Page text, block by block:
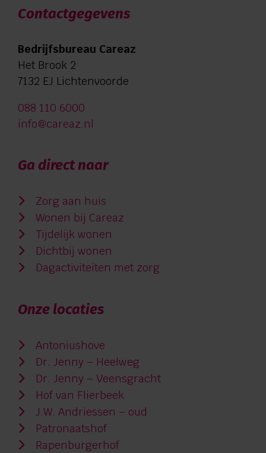
Contactgegevens
Bedrijfsbureau Careaz
Het Brook 2
7132 EJ Lichtenvoorde
088 110 6000
info@careaz.nl
Ga direct naar
Zorg aan huis
Wonen bij Careaz
Tijdelijk wonen
Dichtbij wonen
Dagactiviteiten met zorg
Onze locaties
Antoniushove
Dr. Jenny – Heelweg
Dr. Jenny – Veensgracht
Hof van Flierbeek
J.W. Andriessen – oud
Patronaatshof
Rapenburgerhof